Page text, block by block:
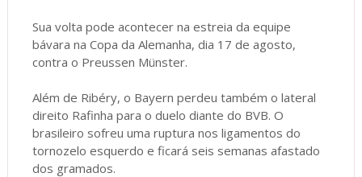
Sua volta pode acontecer na estreia da equipe
bávara na Copa da Alemanha, dia 17 de agosto,
contra o Preussen Münster.
Além de Ribéry, o Bayern perdeu também o lateral
direito Rafinha para o duelo diante do BVB. O
brasileiro sofreu uma ruptura nos ligamentos do
tornozelo esquerdo e ficará seis semanas afastado
dos gramados.